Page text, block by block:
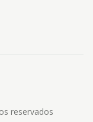
reservados